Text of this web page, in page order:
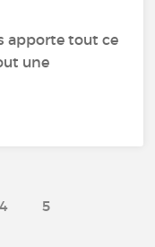
apporte tout ce
une
4 5